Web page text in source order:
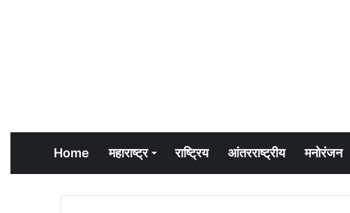
Home महाराष्ट्र राष्ट्रिय आंतरराष्ट्रीय मनोरंजन